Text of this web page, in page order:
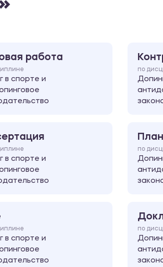
работа
в спорте и
по
в спорте и
по
в спорте и
по